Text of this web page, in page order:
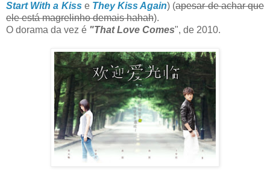
Start With a Kiss e They Kiss Again) (apesar de achar que
ele está magrelinho demais hahah).
O dorama da vez é "That Love Comes", de 2010.